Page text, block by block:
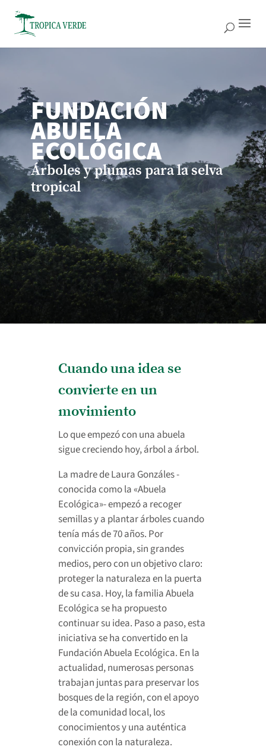
FUNDACIÓN
ABUELA
ECOLÓGICA
Árboles y plumas para la selva
tropical
Cuando una idea se
convierte en un
movimiento
Lo que empezó con una abuela
sigue creciendo hoy, árbol a árbol.
La madre de Laura Gonzáles -
conocida como la «Abuela
Ecológica»- empezó a recoger
semillas y a plantar árboles cuando
tenía más de 70 años. Por
convicción propia, sin grandes
medios, pero con un objetivo claro:
proteger la naturaleza en la puerta
de su casa. Hoy, la familia Abuela
Ecológica se ha propuesto
continuar su idea. Paso a paso, esta
iniciativa se ha convertido en la
Fundación Abuela Ecológica. En la
actualidad, numerosas personas
trabajan juntas para preservar los
bosques de la región, con el apoyo
de la comunidad local, los
conocimientos y una auténtica
conexión con la naturaleza.